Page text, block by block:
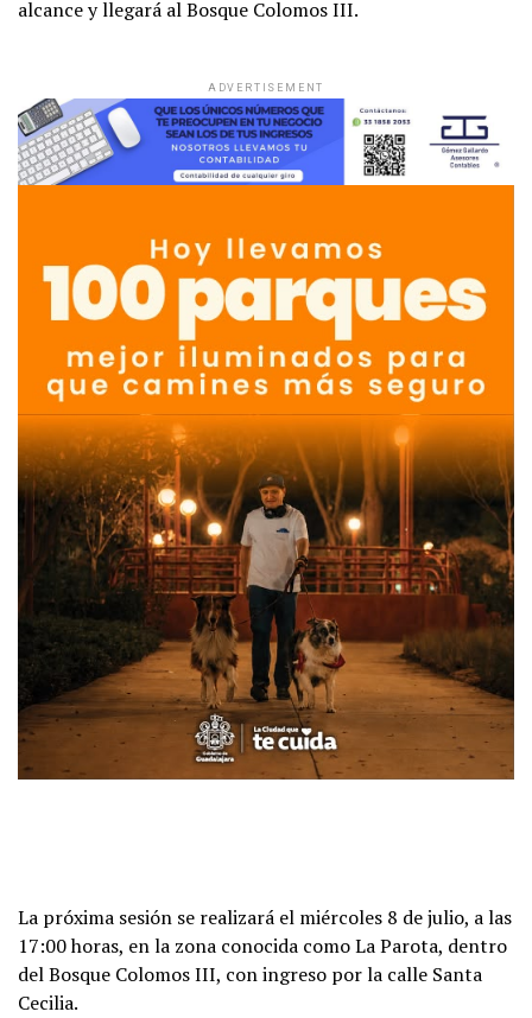
alcance y llegará al Bosque Colomos III.
ADVERTISEMENT
La próxima sesión se realizará el miércoles 8 de julio, a las
17:00 horas, en la zona conocida como La Parota, dentro
del Bosque Colomos III, con ingreso por la calle Santa
Cecilia.